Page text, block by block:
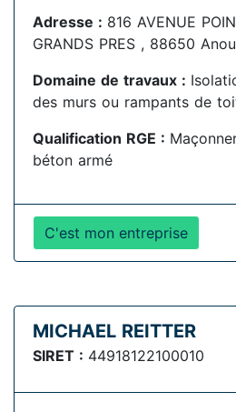
Adresse : 816 AVENUE
GRANDS PRES , 88650
Domaine de travaux :
des murs ou rampants de
Qualification RGE :
béton armé
C'est mon entreprise
MICHAEL REITTER
SIRET : 44918122100010